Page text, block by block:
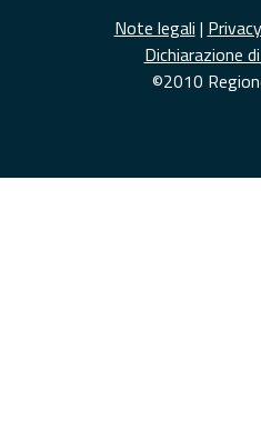
Note legali | Privacy
Dichiarazione
©2010